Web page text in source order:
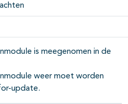
is meegenomen in de
weer moet worden
update.